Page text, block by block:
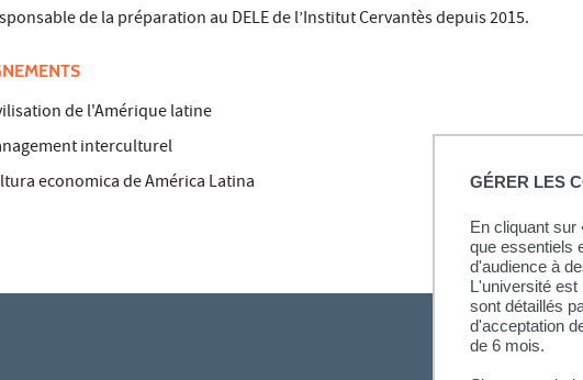
GÉRER LES
En cliquant sur
que essentiels
d'audience à
L'université est
sont détaillés
d'acceptation
de 6 mois.
de la préparation au DELE de l’Institut Cervantès depuis 2015.
de l'Amérique latine
interculturel
economica de América Latina